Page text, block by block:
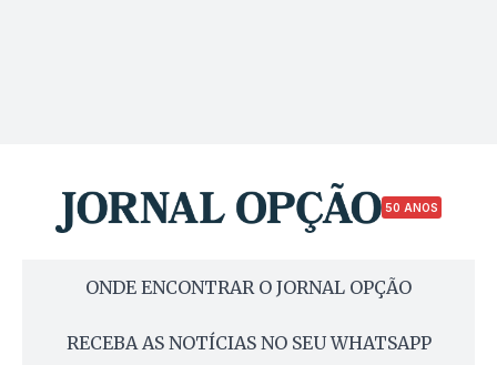
50 ANOS
ONDE ENCONTRAR O JORNAL OPÇÃO
RECEBA AS NOTÍCIAS NO SEU WHATSAPP